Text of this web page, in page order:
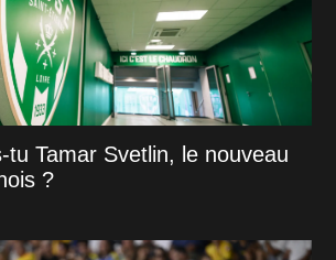
tu Tamar Svetlin, le nouveau
?